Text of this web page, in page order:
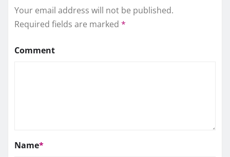
Your email address will not be published.
Required fields are marked *
Comment
Name*